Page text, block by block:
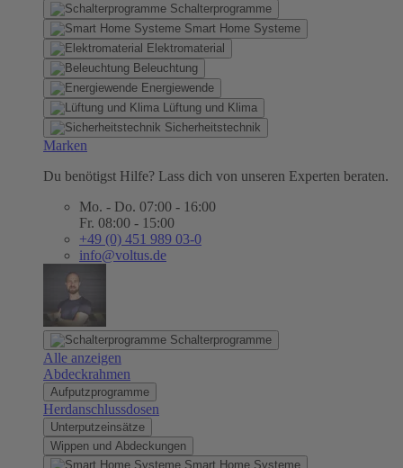
Schalterprogramme
Smart Home Systeme
Elektromaterial
Beleuchtung
Energiewende
Lüftung und Klima
Sicherheitstechnik
Marken
Du benötigst Hilfe? Lass dich von unseren Experten beraten.
Mo. - Do. 07:00 - 16:00
Fr. 08:00 - 15:00
+49 (0) 451 989 03-0
info@voltus.de
Schalterprogramme
Alle anzeigen
Abdeckrahmen
Aufputzprogramme
Herdanschlussdosen
Unterputzeinsätze
Wippen und Abdeckungen
Smart Home Systeme